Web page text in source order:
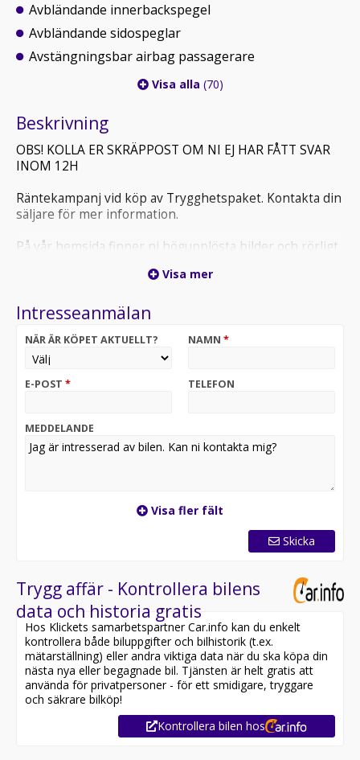
Avbländande innerbackspegel
Avbländande sidospeglar
Avstängningsbar airbag passagerare
Visa alla (70)
Beskrivning
OBS! KOLLA ER SKRÄPPOST OM NI EJ HAR FÅTT SVAR
INOM 12H
Räntekampanj vid köp av Trygghetspaket. Kontakta din
säljare för mer information.
På vår hemsida finner ni högupplösta bilder och rörligt
de 4Matic AMG Line Advanced i lager för omgående
Tillverkad 2026 och tagen i trafik första gången i
februari 2026. Upp till 103 km räckvidd på ren eldrift.
och Infällbar dragkrok samt Backkamera och Adaptiv
att beskåda denna plug-in hybrid från Mercedes på
närmare håll samt för provkörning!
Digital Cockpit, Värmare, Backkamera,
Parkeringssensor bak, Parkeringssensor fram,
Infällbar dragkrok, Adaptiv farthållare, Ambient
belysning interiört, Panelbelysning med valbara färger,
baklucka, Aktiv bromsasssitent, Aktiv
kurshållningsassistent, Dödavinkelvarnare, Tonade
rutor, Svarta detaljer exteriört, Sportstolar, Svart
innertak, Sätesvärme, Rattvärme, Induktiv laddning
smartphone, Bluetooth, Apple carplay, Android auto,
USB/AUX-ingång, Dynamic select (Körprofilväljare),
Helljusassistent, Multifunktionsratt, Elinfällbara
ytterbackspeglar, Värmare, Isofix för lättare
barnstolsmontage och massor utav annat.
Visa mer
Intresseanmälan
NÄR ÄR KÖPET AKTUELLT? NAMN *
E-POST * TELEFON
MEDDELANDE
Visa fler fält
Skicka
Trygg affär - Kontrollera bilens
data och historia gratis
Hos Klickets samarbetspartner Car.info kan du enkelt
kontrollera både biluppgifter och bilhistorik (t.ex.
mätarställning) eller andra viktiga data när du ska köpa din
nästa nya eller begagnade bil. Tjänsten är helt gratis att
använda för privatpersoner - för ett smidigare, tryggare
och säkrare bilköp!
Kontrollera bilen hos